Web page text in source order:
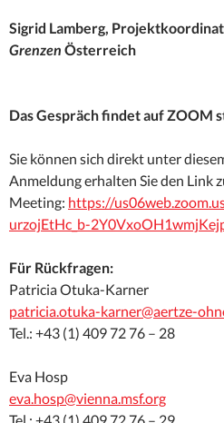
Sigrid Lamberg,
Grenzen Österreich
Das Gespräch findet auf ZOOM
Sie können sich direkt unter
Anmeldung erhalten Sie den Link
Meeting: https://
urzojEtHc_b-
Für Rückfragen:
Patricia Otuka-Karner
patricia.otuka-karner@aertze-
Tel.: +43 (1) 409 72 76 – 28
Eva Hosp
eva.hosp@vienna.msf.org